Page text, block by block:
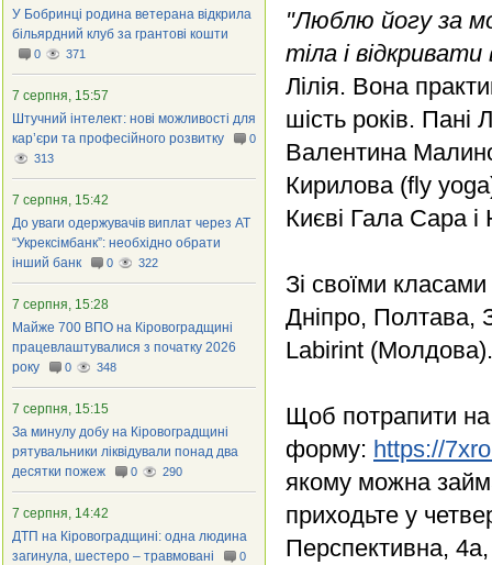
"Люблю йогу за
тіла і відкривати
Лілія. Вона
шість років. Пані
Валентина
Кирилова (fly
Києві Гала Сара
Зі своїми
Дніпро, Полтава,
Labirint (Молдова).
Щоб потрапити на
форму: https://
якому можна
приходьте у
Перспективна, 4а,
У Бобринці родина ветерана відкрила
більярдний клуб за грантові кошти
0 371
7 серпня, 15:57
Штучний інтелект: нові можливості для
кар’єри та професійного розвитку
0
313
7 серпня, 15:42
До уваги одержувачів виплат через АТ
“Укрексімбанк”: необхідно обрати
інший банк
0 322
7 серпня, 15:28
Майже 700 ВПО на Кіровоградщині
працевлаштувалися з початку 2026
року
0 348
7 серпня, 15:15
За минулу добу на Кіровоградщині
рятувальники ліквідували понад два
десятки пожеж
0 290
7 серпня, 14:42
ДТП на Кіровоградщині: одна людина
загинула, шестеро – травмовані
0